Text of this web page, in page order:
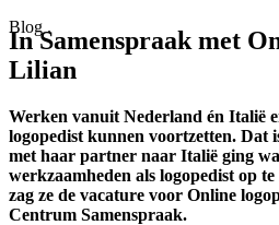
Blog .
In Samenspraak met
Lilian
Werken vanuit Nederland én Italië
logopedist kunnen voortzetten. Dat
met haar partner naar Italië ging
werkzaamheden als logopedist op
zag ze de vacature voor Online
Centrum Samenspraak.